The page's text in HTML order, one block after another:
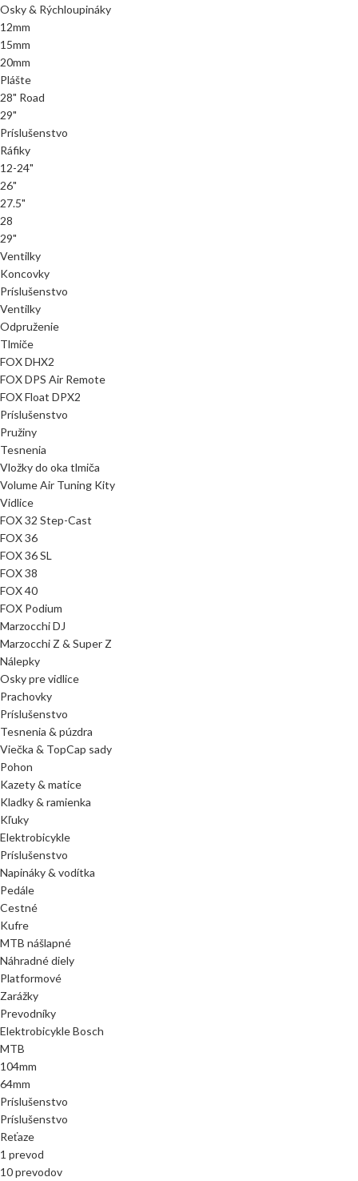
Osky & Rýchloupináky
12mm
15mm
20mm
Plášte
28" Road
29"
Príslušenstvo
Ráfiky
12-24"
26"
27.5"
28
29"
Ventilky
Koncovky
Príslušenstvo
Ventilky
Odpruženie
Tlmiče
FOX DHX2
FOX DPS Air Remote
FOX Float DPX2
Príslušenstvo
Pružiny
Tesnenia
Vložky do oka tlmiča
Volume Air Tuning Kity
Vidlice
FOX 32 Step-Cast
FOX 36
FOX 36 SL
FOX 38
FOX 40
FOX Podium
Marzocchi DJ
Marzocchi Z & Super Z
Nálepky
Osky pre vidlice
Prachovky
Príslušenstvo
Tesnenia & púzdra
Viečka & TopCap sady
Pohon
Kazety & matice
Kladky & ramienka
Kľuky
Elektrobicykle
Príslušenstvo
Napináky & vodítka
Pedále
Cestné
Kufre
MTB nášlapné
Náhradné diely
Platformové
Zarážky
Prevodníky
Elektrobicykle Bosch
MTB
104mm
64mm
Príslušenstvo
Príslušenstvo
Reťaze
1 prevod
10 prevodov